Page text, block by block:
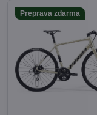
Preprava zdarma